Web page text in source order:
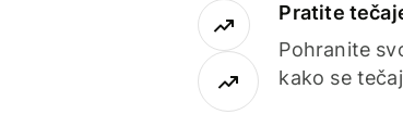
Pratite
Pohranite
kako se